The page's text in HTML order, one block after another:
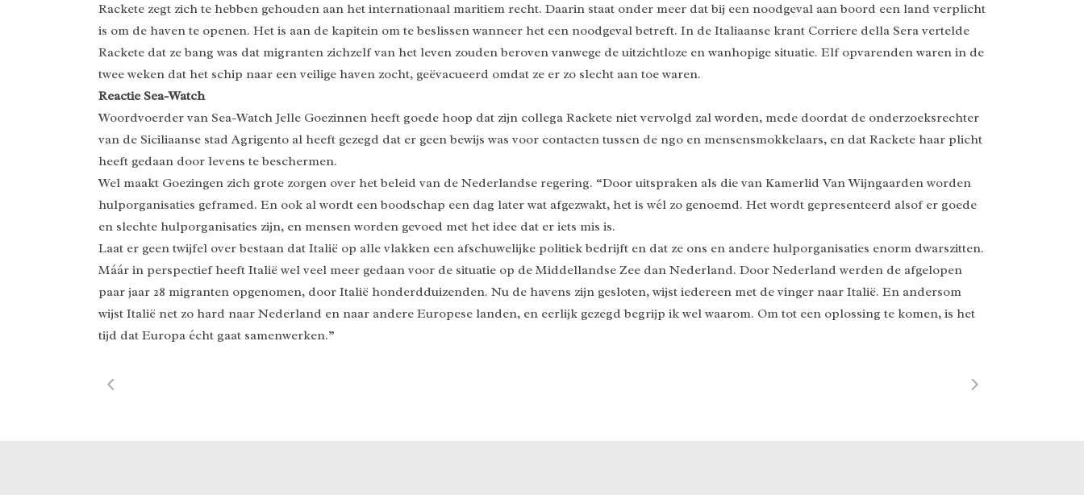
Rackete zegt zich te hebben gehouden aan het internationaal maritiem recht. Daarin staat onder meer dat bij een noodgeval aan boord een land verplicht
is om de haven te openen. Het is aan de kapitein om te beslissen wanneer het een noodgeval betreft. In de Italiaanse krant Corriere della Sera vertelde
Rackete dat ze bang was dat migranten zichzelf van het leven zouden beroven vanwege de uitzichtloze en wanhopige situatie. Elf opvarenden waren in de
twee weken dat het schip naar een veilige haven zocht, geëvacueerd omdat ze er zo slecht aan toe waren.
Reactie Sea-Watch
Woordvoerder van Sea-Watch Jelle Goezinnen heeft goede hoop dat zijn collega Rackete niet vervolgd zal worden, mede doordat de onderzoeksrechter
van de Siciliaanse stad Agrigento al heeft gezegd dat er geen bewijs was voor contacten tussen de ngo en mensensmokkelaars, en dat Rackete haar plicht
heeft gedaan door levens te beschermen.
Wel maakt Goezingen zich grote zorgen over het beleid van de Nederlandse regering. “Door uitspraken als die van Kamerlid Van Wijngaarden worden
hulporganisaties geframed. En ook al wordt een boodschap een dag later wat afgezwakt, het is wél zo genoemd. Het wordt gepresenteerd alsof er goede
en slechte hulporganisaties zijn, en mensen worden gevoed met het idee dat er iets mis is.
Laat er geen twijfel over bestaan dat Italië op alle vlakken een afschuwelijke politiek bedrijft en dat ze ons en andere hulporganisaties enorm dwarszitten.
Máár in perspectief heeft Italië wel veel meer gedaan voor de situatie op de Middellandse Zee dan Nederland. Door Nederland werden de afgelopen
paar jaar 28 migranten opgenomen, door Italië honderdduizenden. Nu de havens zijn gesloten, wijst iedereen met de vinger naar Italië. En andersom
wijst Italië net zo hard naar Nederland en naar andere Europese landen, en eerlijk gezegd begrijp ik wel waarom. Om tot een oplossing te komen, is het
tijd dat Europa écht gaat samenwerken.”